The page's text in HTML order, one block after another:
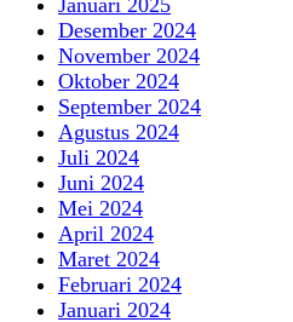
Desember 2024
November 2024
Oktober 2024
September 2024
Agustus 2024
Juli 2024
Juni 2024
Mei 2024
April 2024
Maret 2024
Februari 2024
Januari 2024